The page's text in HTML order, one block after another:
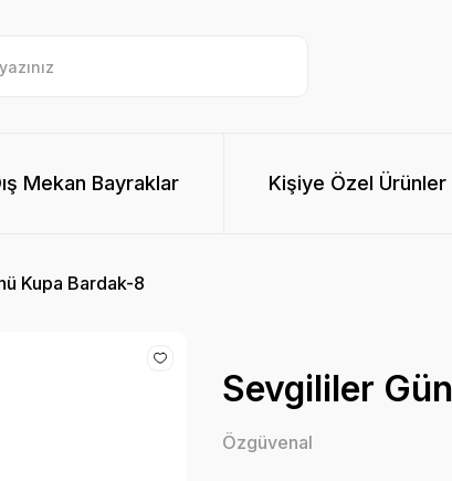
Mekan Bayraklar Kişiye Özel Ürünler
Kupa Bardak-8
Sevgililer
Özgüvenal